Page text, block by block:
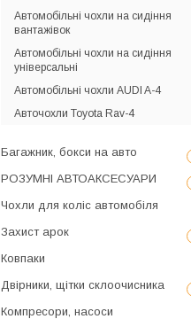
Автомобільні чохли на сидіння
вантажівок
Автомобільні чохли на сидіння
універсальні
Автомобільні чохли AUDI A-4
Авточохли Toyota Rav-4
Багажник, бокси на авто
РОЗУМНІ АВТОАКСЕСУАРИ
Чохли для коліс автомобіля
Захист арок
Ковпаки
Двірники, щітки склоочисника
Компресори, насоси